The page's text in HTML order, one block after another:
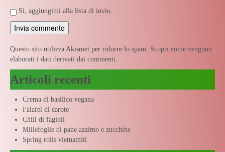
Sì, aggiungimi alla lista di invio.
Questo sito utilizza Akismet per ridurre lo spam. Scopri come vengono
elaborati i dati derivati dai commenti
Articoli recenti
Crema di basilico vegana
Falafel di carote
Chili di fagioli
Millefoglie di pane azzimo e zucchine
Spring rolls vietnamiti